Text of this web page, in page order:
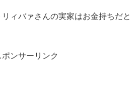
ィバァさんの実家はお金持ちだと
ポンサーリンク